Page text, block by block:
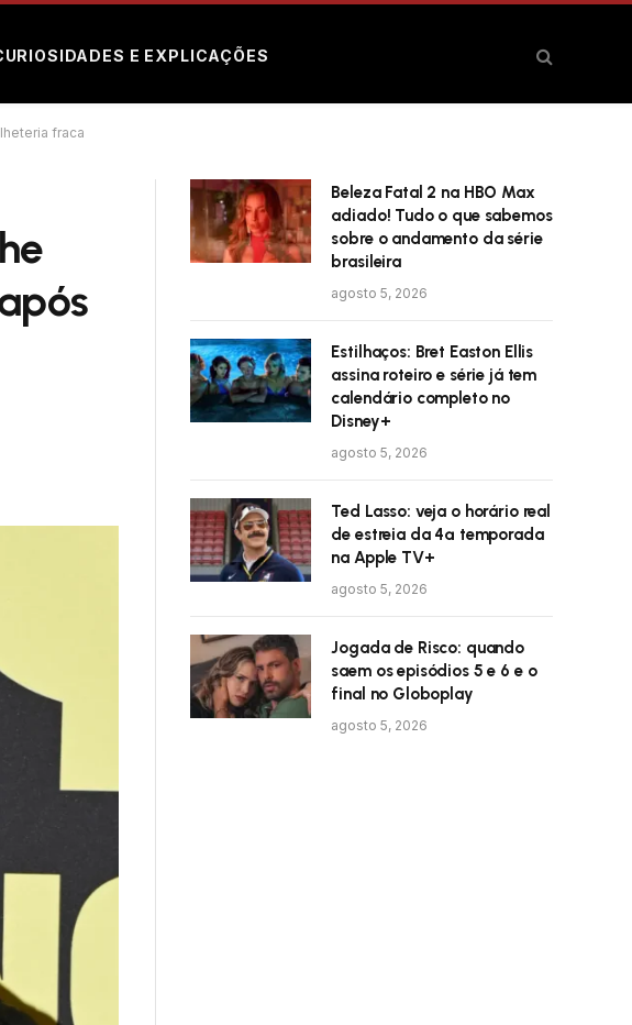
E EXPLICAÇÕES
fraca
Beleza Fatal 2 na HBO Max
adiado! Tudo o que sabemos
sobre o andamento da série
brasileira
agosto 5, 2026
Estilhaços: Bret Easton Ellis
assina roteiro e série já tem
calendário completo no
Disney+
agosto 5, 2026
Ted Lasso: veja o horário real
de estreia da 4ª temporada
na Apple TV+
agosto 5, 2026
Jogada de Risco: quando
saem os episódios 5 e 6 e o
final no Globoplay
agosto 5, 2026